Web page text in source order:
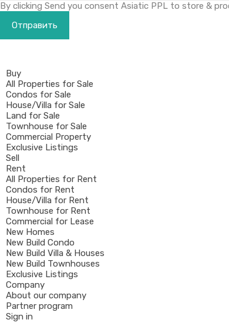
By clicking Send you consent Asiatic PPL to store &
Buy
All Properties for Sale
Condos for Sale
House/Villa for Sale
Land for Sale
Townhouse for Sale
Commercial Property
Exclusive Listings
Sell
Rent
All Properties for Rent
Condos for Rent
House/Villa for Rent
Townhouse for Rent
Commercial for Lease
New Homes
New Build Condo
New Build Villa & Houses
New Build Townhouses
Exclusive Listings
Company
About our company
Partner program
Sign in